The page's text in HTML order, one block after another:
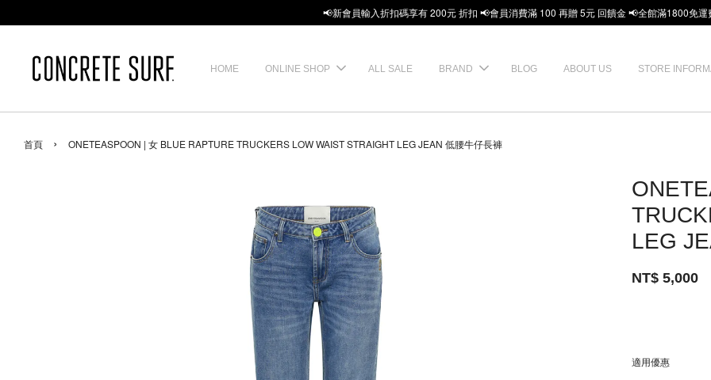
📢新會員輸入折扣碼享有 200元 折扣 📢會員消費滿 100 再贈 5元 回饋金 📢全館滿1800免運
HOME ONLINE SHOP ALL SALE BRAND BLOG ABOUT US STORE
首頁 › ONETEASPOON | 女 BLUE RAPTURE TRUCKERS LOW WAIST STRAIGHT LEG JEAN 低腰牛仔長褲
LEG
NT$ 5,000
適用優惠